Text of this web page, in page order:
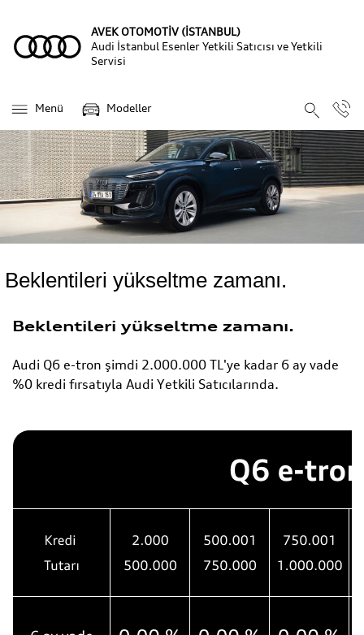
AVEK OTOMOTİV (İSTANBUL)
Audi İstanbul Esenler Yetkili Satıcısı ve Yetkili
Servisi
Menü Modeller
Beklentileri yükseltme zamanı.
Beklentileri yükseltme zamanı.
Audi Q6 e-tron şimdi 2.000.000 TL'ye kadar 6 ay vade
%0 kredi fırsatıyla Audi Yetkili Satıcılarında.